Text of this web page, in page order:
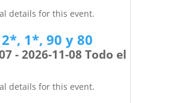
details for this event.
1*, 90 y 80
- 2026-11-08 Todo el
details for this event.